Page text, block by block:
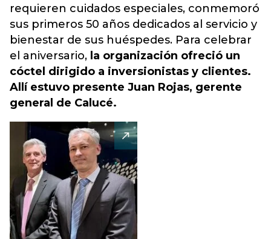
requieren cuidados especiales, conmemoró
sus primeros 50 años dedicados al servicio y
bienestar de sus huéspedes. Para celebrar
el aniversario, la organización ofreció un
cóctel dirigido a inversionistas y clientes.
Allí estuvo presente Juan Rojas, gerente
general de Calucé.